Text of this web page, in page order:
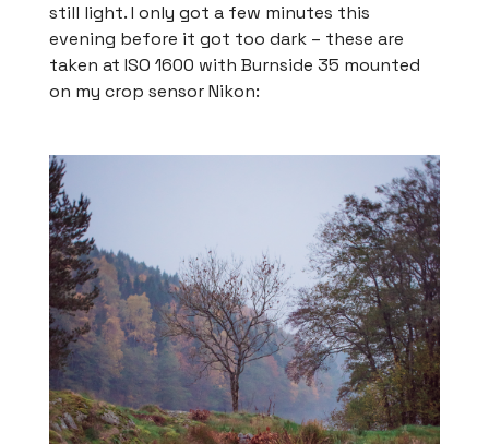
still light. I only got a few minutes this
evening before it got too dark – these are
taken at ISO 1600 with Burnside 35 mounted
on my crop sensor Nikon: